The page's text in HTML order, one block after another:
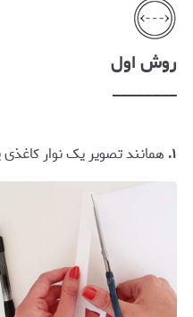
روش اول
________
١. همانند تصویر یک نوار